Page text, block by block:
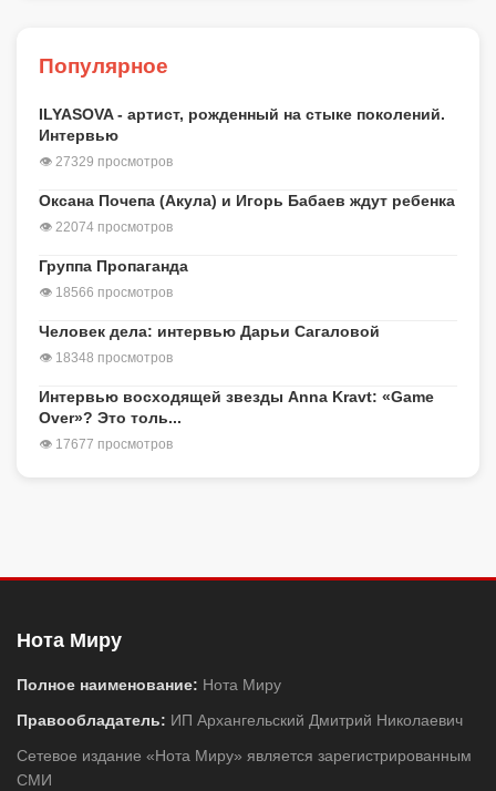
Популярное
ILYASOVA - артист, рожденный на стыке поколений.
Интервью
👁 27329 просмотров
Оксана Почепа (Акула) и Игорь Бабаев ждут ребенка
👁 22074 просмотров
Группа Пропаганда
👁 18566 просмотров
Человек дела: интервью Дарьи Сагаловой
👁 18348 просмотров
Интервью восходящей звезды Anna Kravt: «Game
Over»? Это толь...
👁 17677 просмотров
Нота Миру
Полное наименование: Нота Миру
Правообладатель: ИП Архангельский Дмитрий Николаевич
Сетевое издание «Нота Миру» является зарегистрированным
СМИ